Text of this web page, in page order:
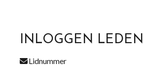
INLOGGEN LEDEN
Lidnummer